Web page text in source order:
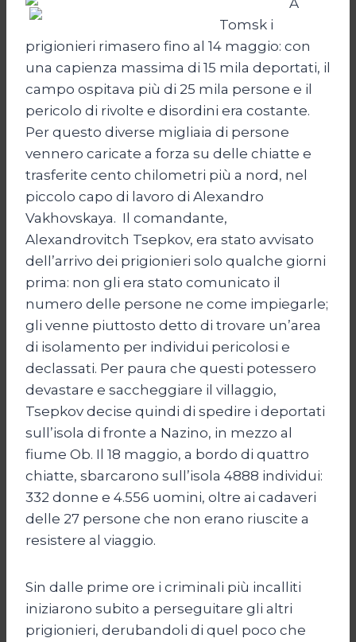
Tomsk i
prigionieri rimasero fino al 14 maggio: con
una capienza massima di 15 mila deportati, il
campo ospitava più di 25 mila persone e il
pericolo di rivolte e disordini era costante.
Per questo diverse migliaia di persone
vennero caricate a forza su delle chiatte e
trasferite cento chilometri più a nord, nel
piccolo capo di lavoro di Alexandro
Vakhovskaya. Il comandante,
Alexandrovitch Tsepkov, era stato avvisato
dell’arrivo dei prigionieri solo qualche giorni
prima: non gli era stato comunicato il
numero delle persone ne come impiegarle;
gli venne piuttosto detto di trovare un’area
di isolamento per individui pericolosi e
declassati. Per paura che questi potessero
devastare e saccheggiare il villaggio,
Tsepkov decise quindi di spedire i deportati
sull’isola di fronte a Nazino, in mezzo al
fiume Ob. Il 18 maggio, a bordo di quattro
chiatte, sbarcarono sull’isola 4888 individui:
332 donne e 4.556 uomini, oltre ai cadaveri
delle 27 persone che non erano riuscite a
resistere al viaggio.
Sin dalle prime ore i criminali più incalliti
iniziarono subito a perseguitare gli altri
prigionieri, derubandoli di quel poco che